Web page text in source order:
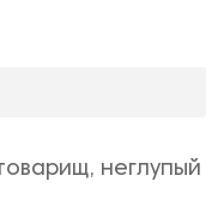
неглупый